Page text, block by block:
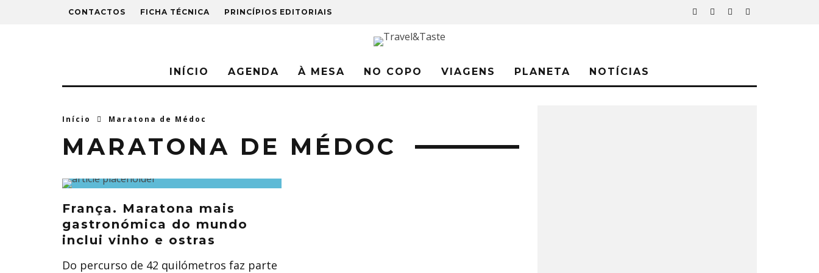
CONTACTOS FICHA TÉCNICA PRINCÍPIOS EDITORIAIS
INÍCIO AGENDA À MESA NO COPO VIAGENS PLANETA NOTÍCIAS
Início Maratona de Médoc
MARATONA DE MÉDOC
França. Maratona mais
gastronómica do mundo
inclui vinho e ostras
Do percurso de 42 quilómetros faz parte